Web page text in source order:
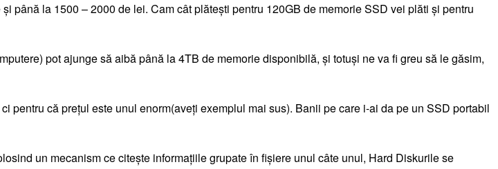
până la 1500 – 2000 de lei. Cam cât plătești pentru 120GB de memorie SSD vei plăti și pentru
pot ajunge să aibă până la 4TB de memorie disponibilă, și totuși ne va fi greu să le găsim,
că prețul este unul enorm(aveți exemplul mai sus). Banii pe care i-ai da pe un SSD portabil
un mecanism ce citește informațiile grupate în fișiere unul câte unul, Hard Diskurile se